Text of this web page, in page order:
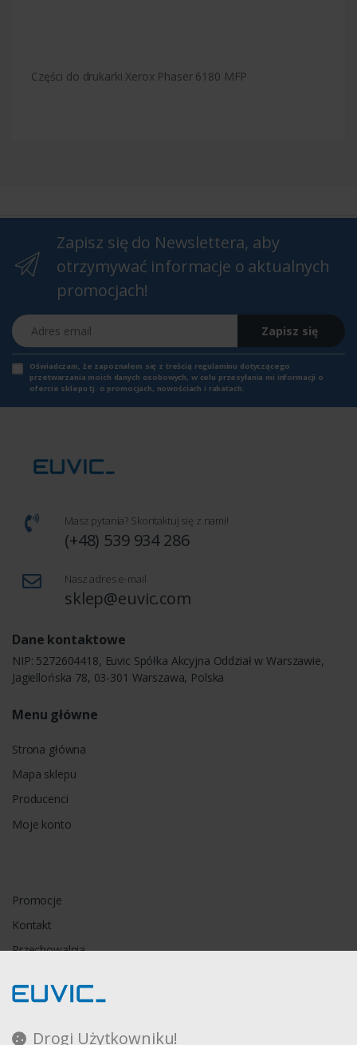
Drogi Użytkowniku!
Części do drukarki Xerox Phaser 6180 MFP
Zapisz się do Newslettera, aby
otrzymywać informacje o aktualnych
promocjach!
Adres email
Zapisz się
Oświadczam, że zapoznałem się z treścią regulaminu dotyczącego
przetwarzania moich danych osobowych, w celu przesyłania mi informacji o
ofercie sklepu tj. o promocjach, nowościach i rabatach.
Masz pytania? Skontaktuj się z nami!
(+48) 539 934 286
Nasz adres e-mail
sklep@euvic.com
Dane kontaktowe
NIP: 5272604418, Euvic Spółka Akcyjna Oddział w Warszawie,
Jagiellońska 78, 03-301 Warszawa, Polska
Menu główne
Strona główna
Mapa sklepu
Producenci
Moje konto
Promocje
Kontakt
Przechowalnia